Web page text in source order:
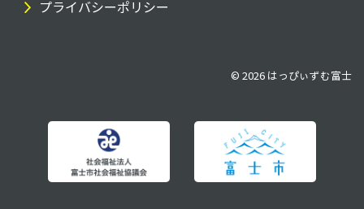
プライバシーポリシー
© 2026 はっぴぃずむ富士